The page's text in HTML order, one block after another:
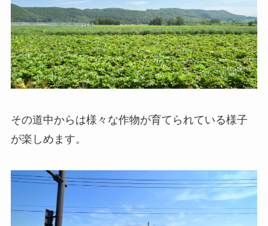
その道中からは様々な作物が育てられている様子
が楽しめます。